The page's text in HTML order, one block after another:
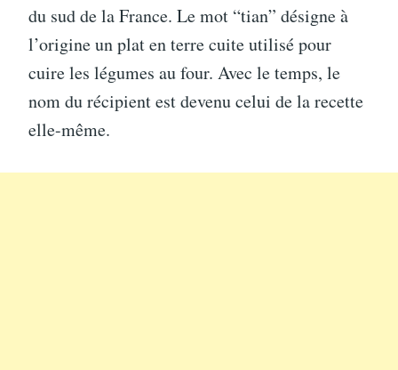
du sud de la France. Le mot “tian” désigne à
l’origine un plat en terre cuite utilisé pour
cuire les légumes au four. Avec le temps, le
nom du récipient est devenu celui de la recette
elle-même.